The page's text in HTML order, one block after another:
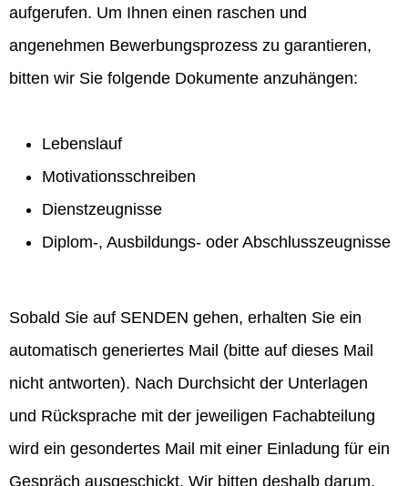
aufgerufen. Um Ihnen einen raschen und
angenehmen Bewerbungsprozess zu garantieren,
bitten wir Sie folgende Dokumente anzuhängen:
Lebenslauf
Motivationsschreiben
Dienstzeugnisse
Diplom-, Ausbildungs- oder Abschlusszeugnisse
Sobald Sie auf SENDEN gehen, erhalten Sie ein
automatisch generiertes Mail (bitte auf dieses Mail
nicht antworten). Nach Durchsicht der Unterlagen
und Rücksprache mit der jeweiligen Fachabteilung
wird ein gesondertes Mail mit einer Einladung für ein
Gespräch ausgeschickt. Wir bitten deshalb darum,